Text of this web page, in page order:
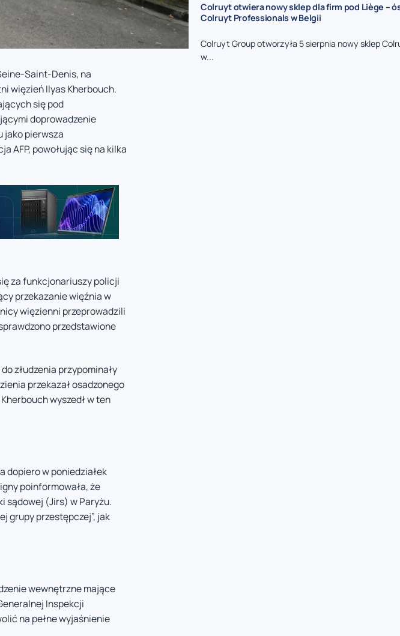
Saint-Denis, na
więzień Ilyas Kherbouch.
się pod
doprowadzenie
jako pierwsza
AFP, powołując się na kilka
za funkcjonariuszy policji
przekazanie więźnia w
więzienni przeprowadzili
przedstawione
złudzenia przypominały
przekazał osadzonego
wyszedł w ten
dopiero w poniedziałek
poinformowała, że
sądowej (Jirs) w Paryżu.
grupy przestępczej”, jak
wewnętrzne mające
Inspekcji
na pełne wyjaśnienie
Colruyt otwiera nowy sklep dla firm pod Liège –
Colruyt Professionals w Belgii
Colruyt Group otworzyła 5 sierpnia nowy sklep
w...